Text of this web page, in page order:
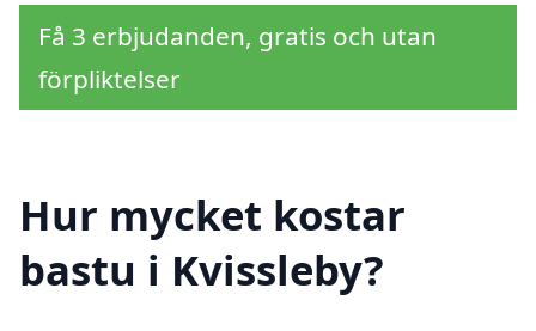
Få 3 erbjudanden, gratis och utan
förpliktelser
Hur mycket kostar
bastu i Kvissleby?